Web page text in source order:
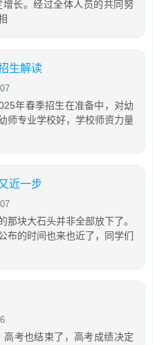
长。经过全体人员的共同努
生解读
年春季招生在准备中，对幼
师专业学校好，学校师资力量
近一步
那块大石头并非全部放下了。
布的时间也来也近了，同学们
考也结束了，高考成绩决定